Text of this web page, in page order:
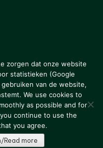
Colofon
Disclaimer
zorgen dat onze website
statistieken (Google
van de website,
We use cookies to
as possible and for
continue to use the
you agree.
Read more